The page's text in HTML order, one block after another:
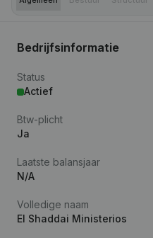
Bedrijfsinformatie
Status
Actief
Btw-plicht
Ja
Laatste balansjaar
N/A
Volledige naam
El Shaddai Ministerios